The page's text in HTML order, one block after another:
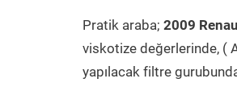
Pratik araba; 2009
viskotize değerlerinde, (
yapılacak filtre